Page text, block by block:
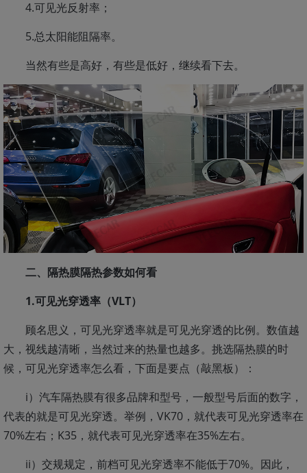
4.可见光反射率；
5.总太阳能阻隔率。
当然有些是高好，有些是低好，继续看下去。
二、隔热膜隔热参数如何看
1.可见光穿透率（VLT）
顾名思义，可见光穿透率就是可见光穿透的比例。数值越
大，视线越清晰，当然过来的热量也越多。挑选隔热膜的时
候，可见光穿透率怎么看，下面是要点（敲黑板）：
i）汽车隔热膜有很多品牌和型号，一般型号后面的数字，
代表的就是可见光穿透。举例，VK70，就代表可见光穿透率在
70%左右；K35，就代表可见光穿透率在35%左右。
ii）交规规定，前档可见光穿透率不能低于70%。因此，